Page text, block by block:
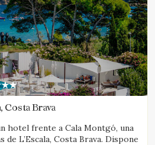
Brava
hotel frente a Cala Montgó, una
de L’Escala, Costa Brava. Dispone